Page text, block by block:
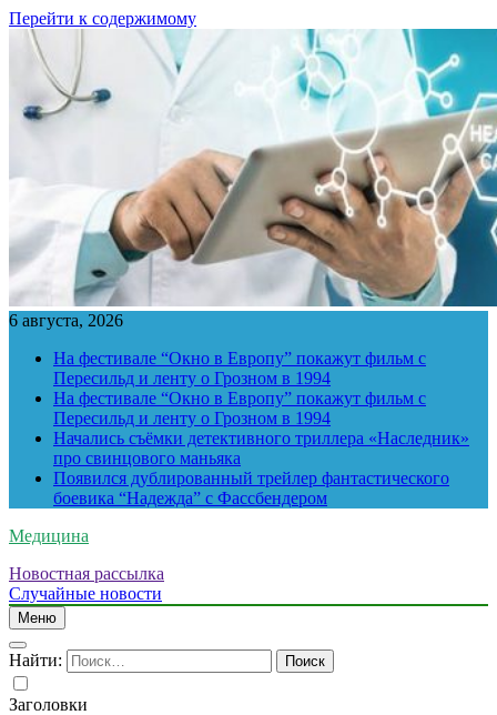
Перейти к содержимому
6 августа, 2026
На фестивале “Окно в Европу” покажут фильм с
Пересильд и ленту о Грозном в 1994
На фестивале “Окно в Европу” покажут фильм с
Пересильд и ленту о Грозном в 1994
Начались съёмки детективного триллера «Наследник»
про свинцового маньяка
Появился дублированный трейлер фантастического
боевика “Надежда” с Фассбендером
Медицина
Новостная рассылка
Случайные новости
Меню
Найти:
Заголовки